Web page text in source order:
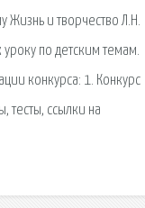
Жизнь и творчество Л.Н.
по детским темам.
конкурса: 1. Конкурс
тесты, ссылки на